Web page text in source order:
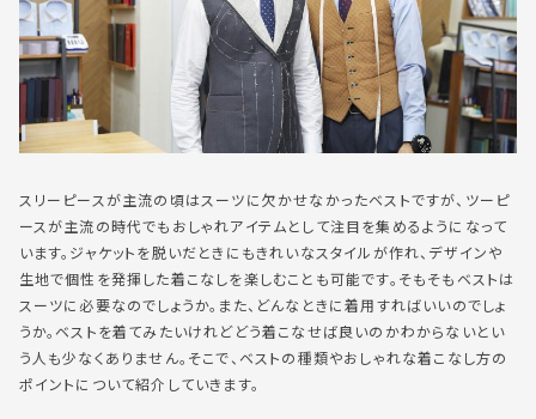
スリーピースが主流の頃はスーツに欠かせなかったベストですが、ツーピ
ースが主流の時代でもおしゃれアイテムとして注目を集めるようになって
います。ジャケットを脱いだときにもきれいなスタイルが作れ、デザインや
生地で個性を発揮した着こなしを楽しむことも可能です。そもそもベストは
スーツに必要なのでしょうか。また、どんなときに着用すればいいのでしょ
うか。ベストを着てみたいけれどどう着こなせば良いのかわからないとい
う人も少なくありません。そこで、ベストの種類やおしゃれな着こなし方の
ポイントについて紹介していきます。